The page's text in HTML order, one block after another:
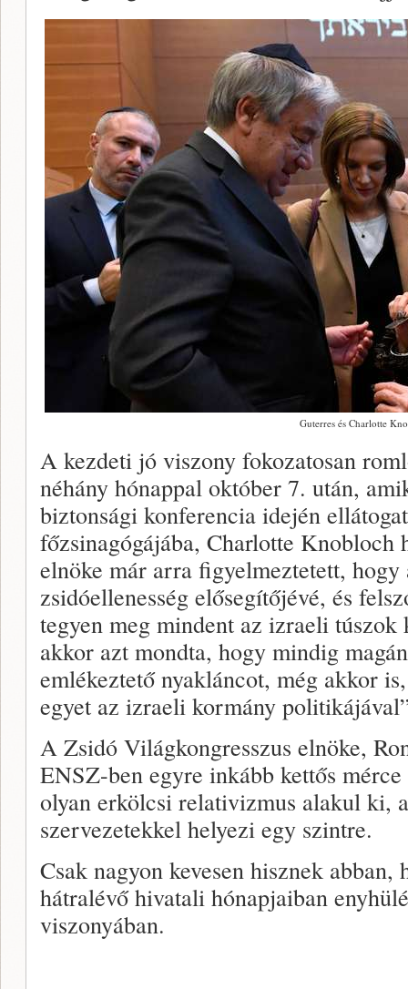
Guterres és Charlotte
A kezdeti jó viszony fokozatosan
néhány hónappal október 7. után,
biztonsági konferencia idején
főzsinagógájába, Charlotte Knobloch
elnöke már arra figyelmeztetett,
zsidóellenesség elősegítőjévé, és
tegyen meg mindent az izraeli
akkor azt mondta, hogy mindig
emlékeztető nyakláncot, még akkor
egyet az izraeli kormány
A Zsidó Világkongresszus elnöke,
ENSZ-ben egyre inkább kettős
olyan erkölcsi relativizmus alakul ki,
szervezetekkel helyezi egy szintre.
Csak nagyon kevesen hisznek
hátralévő hivatali hónapjaiban
viszonyában.